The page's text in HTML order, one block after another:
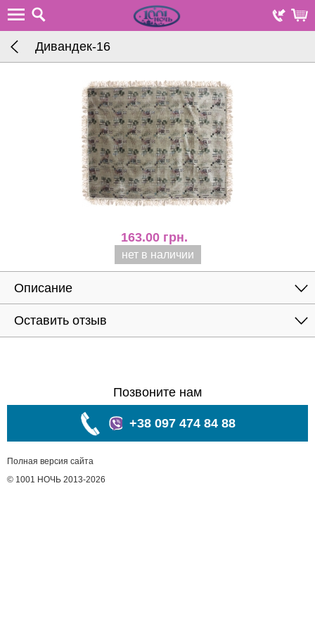
Дивандек-16
163.00 грн.
нет в наличии
Описание
Оставить отзыв
Позвоните нам
+38 097 474 84 88
Полная версия сайта
© 1001 НОЧЬ 2013-2026